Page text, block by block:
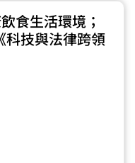
食生活環境；
科技與法律跨領